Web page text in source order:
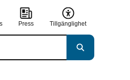
Press Tillgänglighet